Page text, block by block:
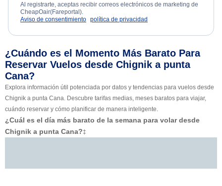
Al registrarte, aceptas recibir correos electrónicos de marketing de
CheapOair(Fareportal).
Aviso de consentimiento política de privacidad
¿Cuándo es el Momento Más Barato Para
Reservar Vuelos desde Chignik a punta
Cana?
Explora información útil potenciada por datos y tendencias para vuelos desde
Chignik a punta Cana. Descubre tarifas medias, meses baratos para viajar,
cuándo reservar y cómo planificar de manera inteligente.
¿Cuál es el día más barato de la semana para volar desde
Chignik a punta Cana?‡